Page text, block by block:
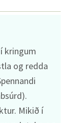
kringum
og redda
Mikið í